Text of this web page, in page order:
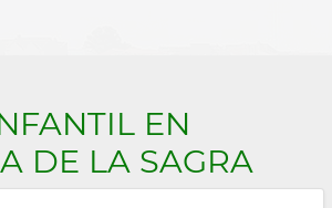
EN
DE LA SAGRA